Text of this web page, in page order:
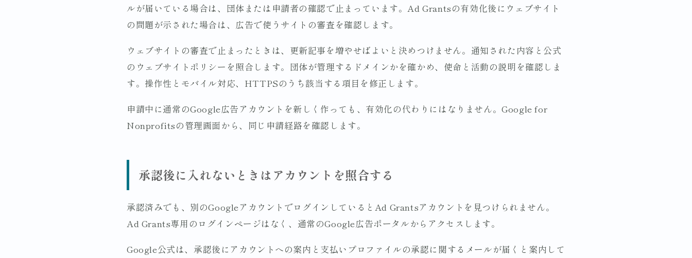
ルが届いている場合は、団体または申請者の確認で止まっています。Ad Grantsの有効化後にウェブサイト
の問題が示された場合は、広告で使うサイトの審査を確認します。
ウェブサイトの審査で止まったときは、更新記事を増やせばよいと決めつけません。通知された内容と公式
のウェブサイトポリシーを照合します。団体が管理するドメインかを確かめ、使命と活動の説明を確認しま
す。操作性とモバイル対応、HTTPSのうち該当する項目を修正します。
申請中に通常のGoogle広告アカウントを新しく作っても、有効化の代わりにはなりません。Google for
Nonprofitsの管理画面から、同じ申請経路を確認します。
承認後に入れないときはアカウントを照合する
承認済みでも、別のGoogleアカウントでログインしているとAd Grantsアカウントを見つけられません。
Ad Grants専用のログインページはなく、通常のGoogle広告ポータルからアクセスします。
Google公式は、承認後にアカウントへの案内と支払いプロファイルの承認に関するメールが届くと案内して